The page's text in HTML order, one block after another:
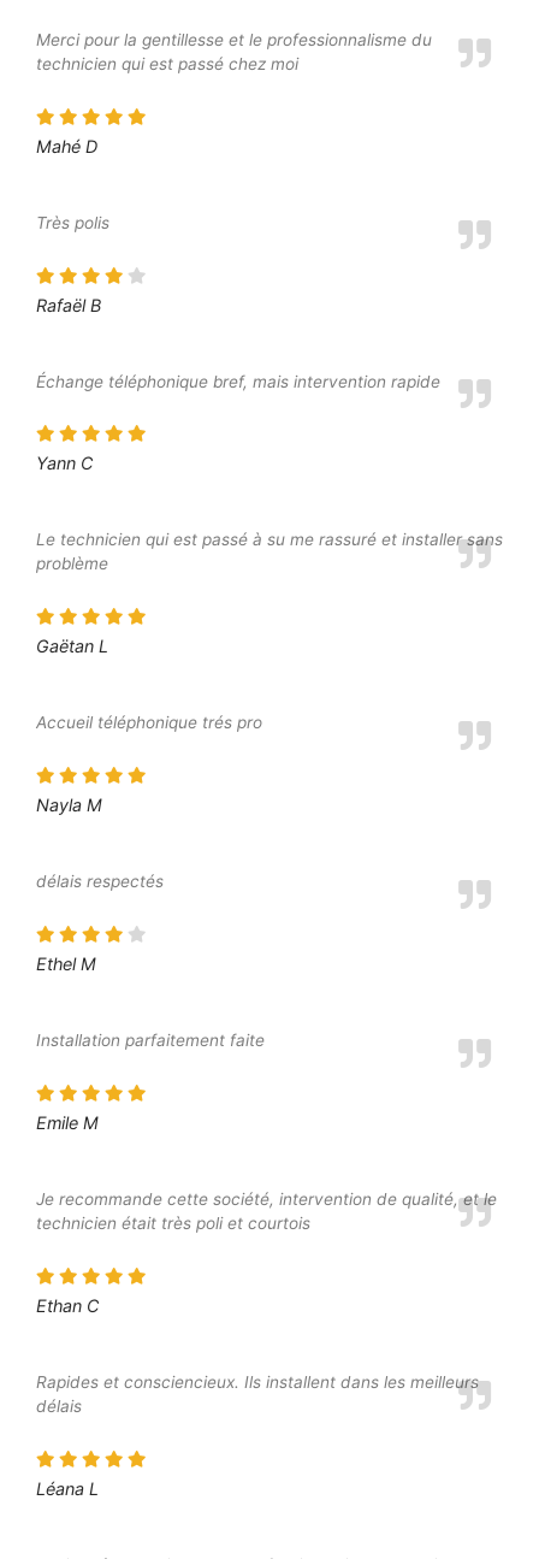
Merci pour la gentillesse et le professionnalisme du
technicien qui est passé chez moi
Mahé D
Très polis
Rafaël B
Échange téléphonique bref, mais intervention rapide
Yann C
Le technicien qui est passé à su me rassuré et installer sans
problème
Gaëtan L
Accueil téléphonique trés pro
Nayla M
délais respectés
Ethel M
Installation parfaitement faite
Emile M
Je recommande cette société, intervention de qualité, et le
technicien était très poli et courtois
Ethan C
Rapides et consciencieux. Ils installent dans les meilleurs
délais
Léana L